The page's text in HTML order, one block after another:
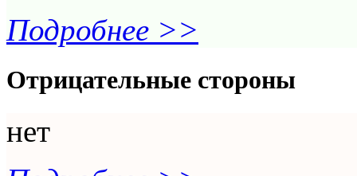
Подробнее >>
Отрицательные стороны
нет